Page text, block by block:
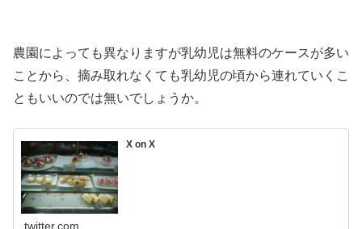
農園によっても異なりますが乳幼児は無料のケースが多い
ことから、摘み取れなくても乳幼児の頃から連れていくこ
ともいいのでは無いでしょうか。
X on X
twitter.com